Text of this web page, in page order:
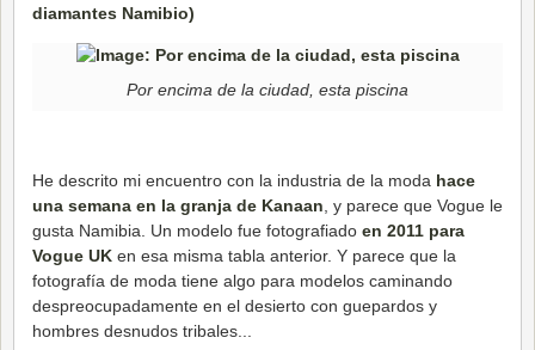
Por encima de la ciudad, esta piscina
He descrito mi encuentro con la industria de la moda hace
una semana en la granja de Kanaan , y parece que Vogue le
gusta Namibia. Un modelo fue fotografiado en 2011 para
Vogue UK en esa misma tabla anterior. Y parece que la
fotografía de moda tiene algo para modelos caminando
despreocupadamente en el desierto con guepardos y
hombres desnudos tribales...